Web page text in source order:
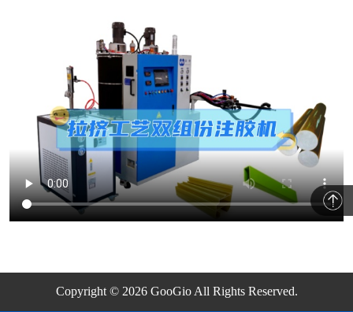
Copyright © 2026 GooGio All Rights Reserved.